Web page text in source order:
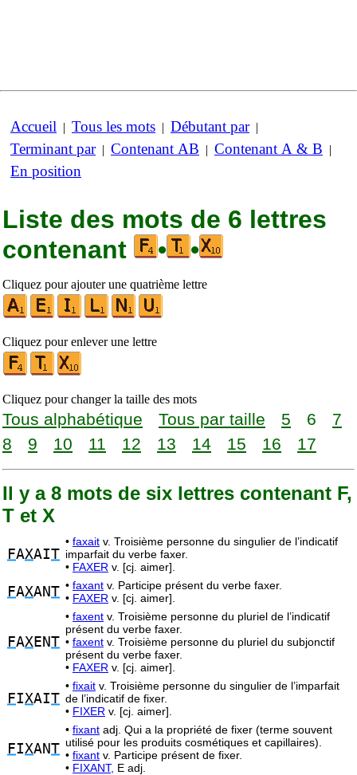
Accueil | Tous les mots | Débutant par|
Terminant par| Contenant AB | Contenant A & B |
En position
Liste des mots de 6 lettres
contenant
• •
Cliquez pour ajouter une quatrième lettre
Cliquez pour enlever une lettre
Cliquez pour changer la taille des mots
Tous alphabétique Tous par taille 5 6
7
8
9 10 11 12 13 14 15 16 17
Il y a 8 mots de six lettres contenant F,
T et X
FAXAIT
• faxait v. Troisième personne du singulier de l’indicatif
imparfait du verbe faxer.
• FAXER v. [cj. aimer].
FAXANT • faxant v. Participe présent du verbe faxer.
• FAXER v. [cj. aimer].
FAXENT
• faxent v. Troisième personne du pluriel de l’indicatif
présent du verbe faxer.
• faxent v. Troisième personne du pluriel du subjonctif
présent du verbe faxer.
• FAXER v. [cj. aimer].
FIXAIT
• fixait v. Troisième personne du singulier de l’imparfait
de l’indicatif de fixer.
• FIXER v. [cj. aimer].
FIXANT
• fixant adj. Qui a la propriété de fixer (terme souvent
utilisé pour les produits cosmétiques et capillaires).
• fixant v. Participe présent de fixer.
• FIXANT, E adj.